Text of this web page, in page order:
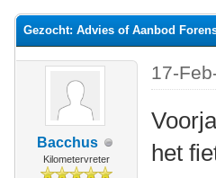
Gezocht: Advies of Aanbod
Bacchus
Kilometervreter
17-
het